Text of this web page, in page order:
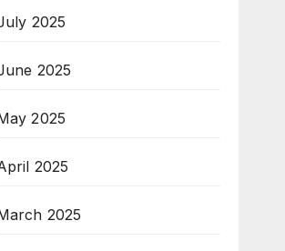
2025
2025
2025
2025
2025